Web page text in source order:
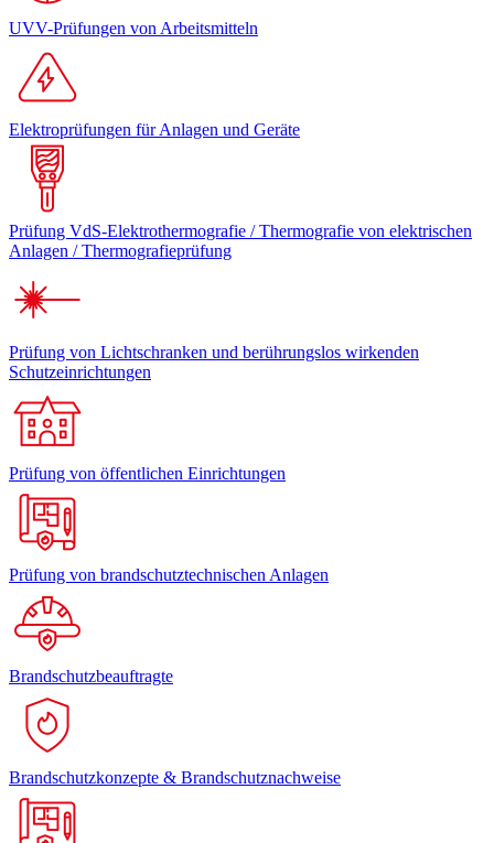
UVV-Prüfungen von Arbeitsmitteln
Elektroprüfungen für Anlagen und Geräte
Prüfung VdS-Elektrothermografie / Thermografie von elektrischen
Anlagen / Thermografieprüfung
Prüfung von Lichtschranken und berührungslos wirkenden
Schutzeinrichtungen
Prüfung von öffentlichen Einrichtungen
Prüfung von brandschutztechnischen Anlagen
Brandschutzbeauftragte
Brandschutzkonzepte & Brandschutznachweise